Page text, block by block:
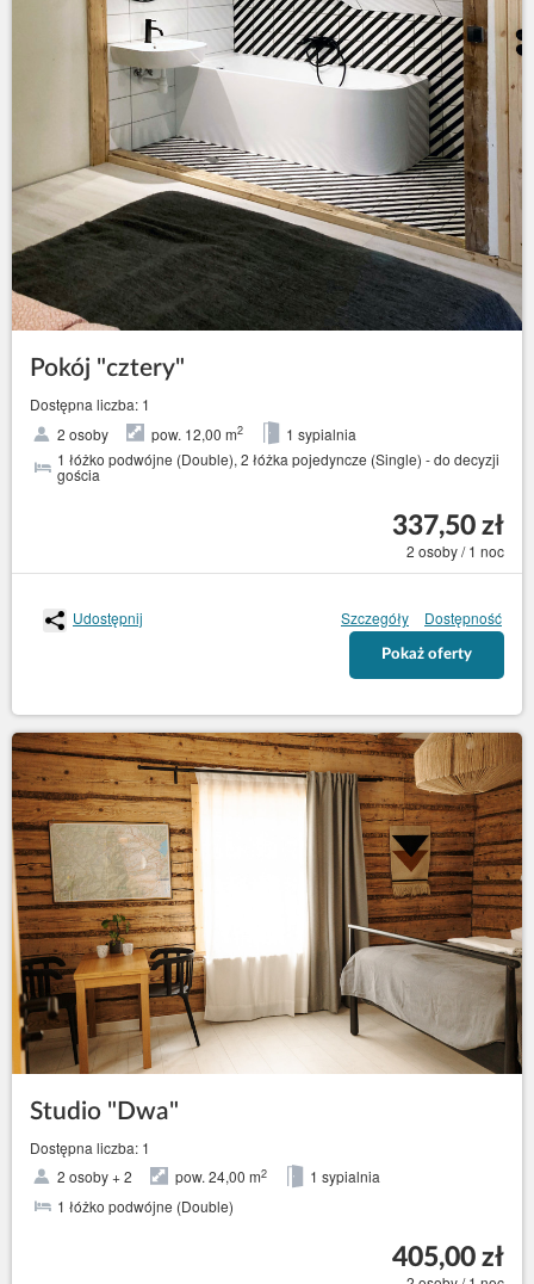
Pokój "cztery"
Dostępna liczba: 1
2 osoby
pow. 12,00 m2
1 sypialnia
1 łóżko podwójne (Double), 2 łóżka pojedyncze (Single) - do decyzji
gościa
337,50 zł
2 osoby / 1 noc
Udostępnij Szczegóły Dostępność
Pokaż oferty
Studio "Dwa"
Dostępna liczba: 1
2 osoby + 2
pow. 24,00 m2
1 sypialnia
1 łóżko podwójne (Double)
405,00 zł